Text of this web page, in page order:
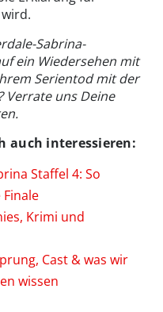
Sabrina-
ein Wiedersehen mit
Serientod mit der
Verrate uns Deine
auch interessieren:
Staffel 4: So
Krimi und
Cast & was wir
wissen